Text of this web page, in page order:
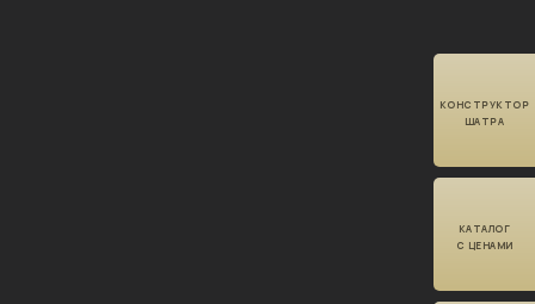
КОНСТРУКТОР
ШАТРА
КАТАЛОГ
С ЦЕНАМИ